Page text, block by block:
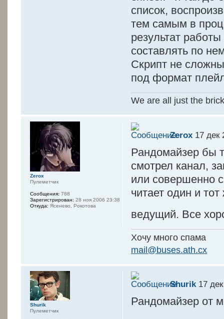
список,
тем самым в
результат
составлять по
Скрипт не
под формат
We are all just the
Zerox 17 дек
Рандомайзер бы
смотрел канал,
или совершенно
читает один и
ведущий. Все
Хочу много спама
mail@buses.ath.cx
Zerox
Пулеметчик
Сообщения: 788
Зарегистрирован: 28 ноя 2006 23:38
Откуда: Ясенево, Рокотова
Shurik17
Рандомайзер от
Shurik
Пулеметчик